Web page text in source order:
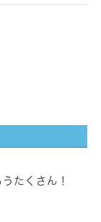
たくさん！